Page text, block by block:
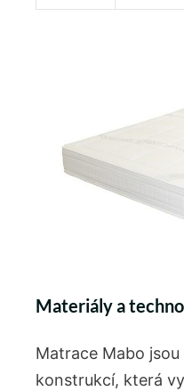
Materiály a
Matrace Mabo
konstrukcí, která